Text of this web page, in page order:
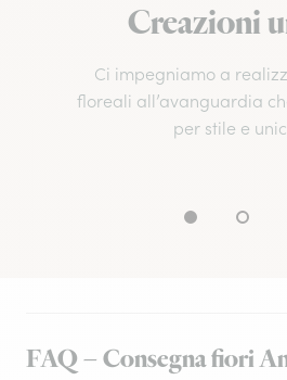
Creazioni
Ci impegniamo a
floreali all’avanguardia
per stile e
FAQ – Consegna fiori